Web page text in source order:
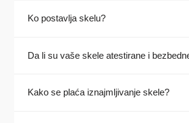
Ko postavlja skelu?
Da li su vaše skele atestirane i
Kako se plaća iznajmljivanje skele?